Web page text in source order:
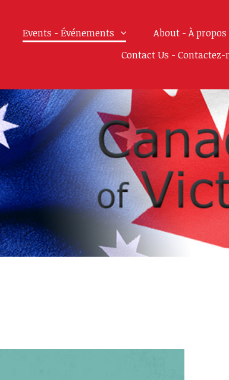
Events - Événements
About - À propos
Contact Us - Contactez-